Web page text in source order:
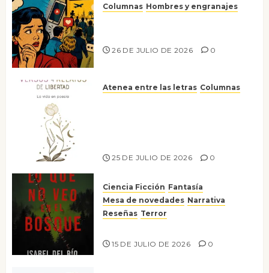
Columnas Hombres y engranajes
26 DE JULIO DE 2026 0
Atenea entre las letras Columnas
25 DE JULIO DE 2026 0
Ciencia Ficción Fantasía
Mesa de novedades Narrativa
Reseñas Terror
15 DE JULIO DE 2026 0